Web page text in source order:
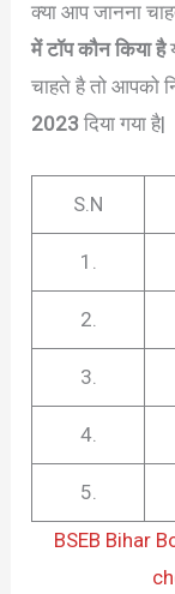
क्या आप जानना
में टॉप कौन किया है
चाहते है तो आपको
2023 दिया गया है|
S.N
1.
2.
3.
4.
5.
BSEB Bihar